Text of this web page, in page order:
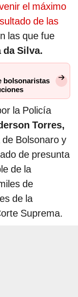
el máximo
de las
las que fue
da Silva.
bolsonaristas
la Policía
Torres,
Bolsonaro y
de presunta
de la
de
de la
Suprema.